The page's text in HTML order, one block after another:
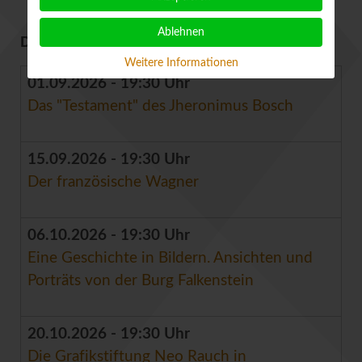
DEMNÄCHST IM KLUB
01.09.2026 - 19:30 Uhr
Das "Testament" des Jheronimus Bosch
15.09.2026 - 19:30 Uhr
Der französische Wagner
06.10.2026 - 19:30 Uhr
Eine Geschichte in Bildern. Ansichten und
Porträts von der Burg Falkenstein
20.10.2026 - 19:30 Uhr
Die Grafikstiftung Neo Rauch in
Ablehnen
Weitere Informationen